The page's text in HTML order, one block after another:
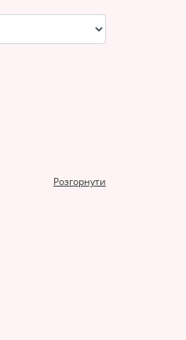
Розгорнути